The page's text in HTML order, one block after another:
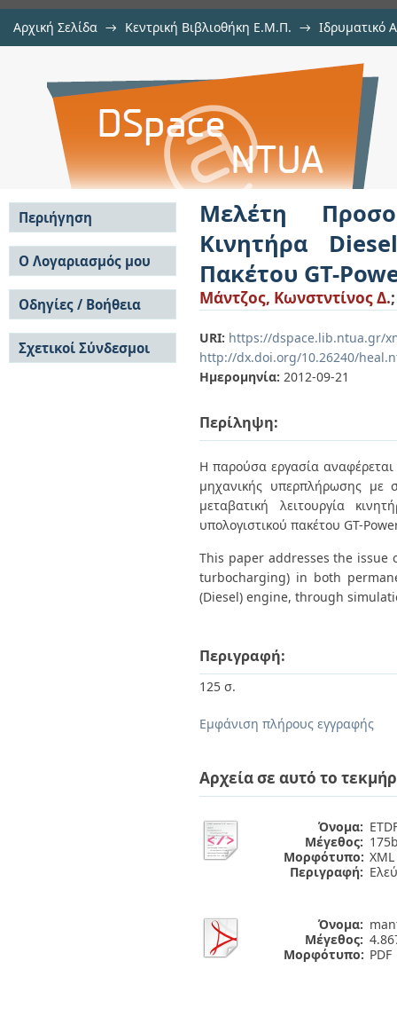
Αρχική Σελίδα → Κεντρική Βιβλιοθήκη Ε.Μ.Π. → Ιδρυματικό
Μελέτη Προσομοίωσης
Χρήση Του Υπολογιστικού
Μελέτη
Κινητήρα
Πακέτου GT-
Μάντζος, Κωνστντίνος Δ.
URI: https://dspace.lib.ntua.gr/
http://dx.doi.org/10.26240/
Ημερομηνία: 2012-09-21
Περίληψη:
Η παρούσα εργασία
μηχανικής υπερπλήρωσης με
μεταβατική λειτουργία
υπολογιστικού πακέτου GT-
This paper addresses the
turbocharging) in both
(Diesel) engine, through
Περιγραφή:
125 σ.
Εμφάνιση πλήρους εγγραφής
Αρχεία σε αυτό το
Όνομα:
Μέγεθος:
Μορφότυπο: XML
Περιγραφή:
Όνομα:
Μέγεθος:
Μορφότυπο: PDF
Περιήγηση
Σε όλο το DSpace
Κοινότητες & Συλλογές
Ανά Ημερομηνία
Έκδοσης
Συγγραφείς
Τίτλοι
Θέματα
Ο Λογαριασμός μου
Σύνδεση
Εγγραφή
Οδηγίες / Βοήθεια
Οδηγίες Υποβολής
Οδηγίες Χρήσης ΙΑ
Συχνές Ερωτήσεις
Σχετικοί Σύνδεσμοι